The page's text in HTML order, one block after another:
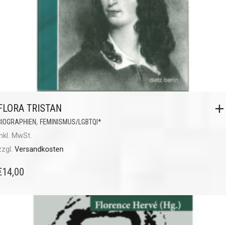
TRISTAN
, FEMINISMUS/LGBTQI*
MwSt.
Versandkosten
14,00